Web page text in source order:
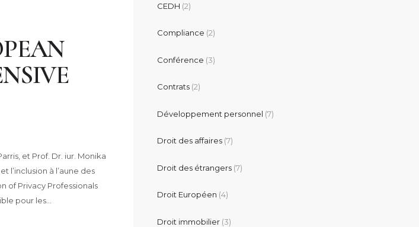
et Prof. Dr. iur. Monika
l’inclusion à l’aune des
of Privacy Professionals
pour les…
CEDH (2)
Compliance (2)
Conférence (3)
Contrats (2)
Développement personnel (7)
Droit des affaires (7)
Droit des étrangers (7)
Droit Européen (4)
Droit immobilier (3)